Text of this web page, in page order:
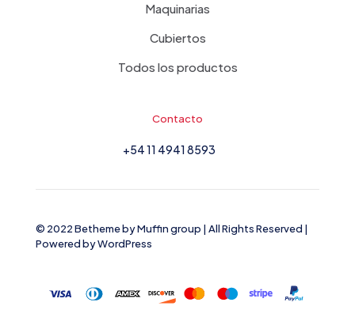
Maquinarias
Cubiertos
Todos los productos
Contacto
+54 11 4941 8593
© 2022 Betheme byMuffin group | All Rights Reserved |
Powered byWordPress